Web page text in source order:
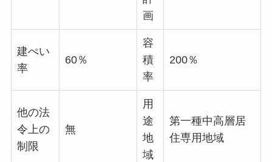
画
建ぺい
率
60％
容
積
率
200％
他の法
令上の
制限
無
用
途
地
域
第一種中高層居
住専用地域